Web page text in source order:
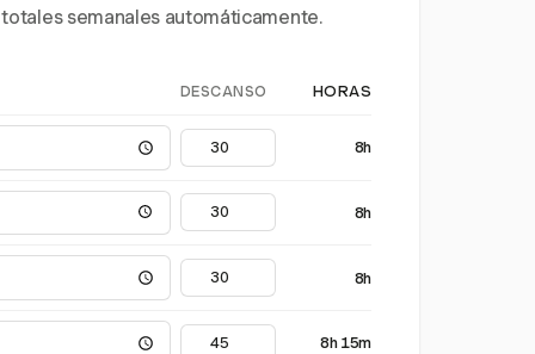
semanales automáticamente.
DESCANSO HORAS
8h
8h
8h
8h 15m